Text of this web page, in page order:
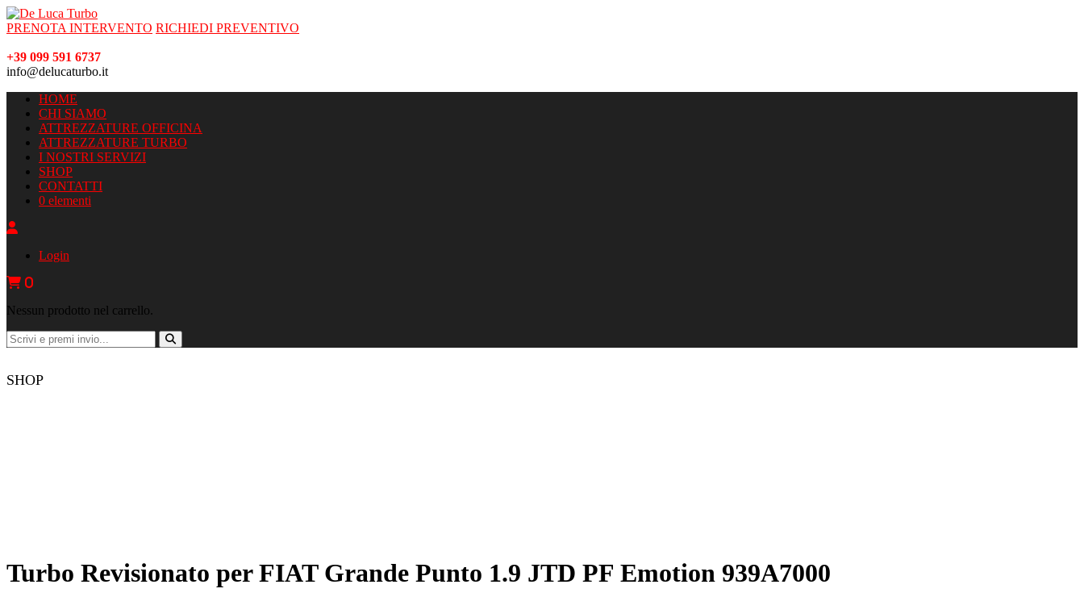
PRENOTA INTERVENTO RICHIEDI PREVENTIVO
+39 099 591 6737
info@delucaturbo.it
HOME
CHI SIAMO
ATTREZZATURE OFFICINA
ATTREZZATURE TURBO
I NOSTRI SERVIZI
SHOP
CONTATTI
0 elementi
Login
0
Nessun prodotto nel carrello.
SHOP
Turbo Revisionato per FIAT Grande Punto 1.9 JTD PF Emotion 939A7000